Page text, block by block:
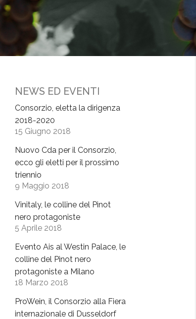
NEWS ED EVENTI
Consorzio, eletta la dirigenza
2018-2020
15 Giugno 2018
Nuovo Cda per il Consorzio,
ecco gli eletti per il prossimo
triennio
9 Maggio 2018
Vinitaly, le colline del Pinot
nero protagoniste
5 Aprile 2018
Evento Ais al Westin Palace, le
colline del Pinot nero
protagoniste a Milano
18 Marzo 2018
ProWein, il Consorzio alla Fiera
internazionale di Dusseldorf